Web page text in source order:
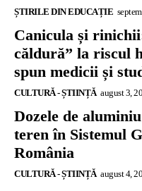
ȘTIRILE DIN EDUCAȚIE
Canicula și
căldură” la riscul
spun medicii și
CULTURĂ - ȘTIINȚĂ august 3,
Dozele de
teren în Sistemul
România
CULTURĂ - ȘTIINȚĂ august 4,